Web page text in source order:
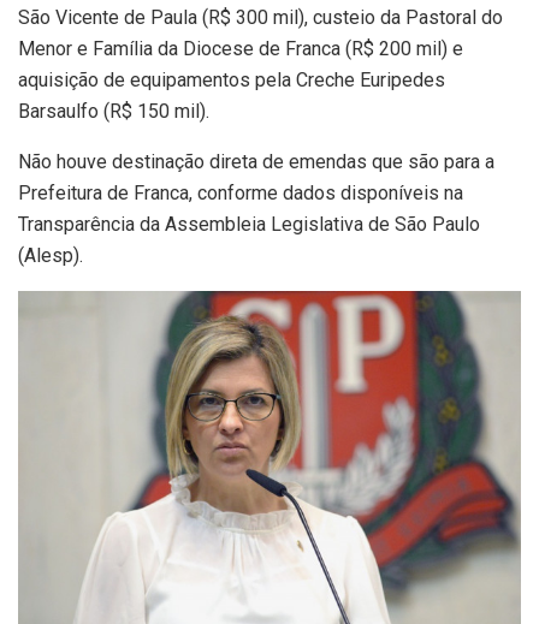
São Vicente de Paula (R$ 300 mil), custeio da Pastoral do
Menor e Família da Diocese de Franca (R$ 200 mil) e
aquisição de equipamentos pela Creche Euripedes
Barsaulfo (R$ 150 mil).
Não houve destinação direta de emendas que são para a
Prefeitura de Franca, conforme dados disponíveis na
Transparência da Assembleia Legislativa de São Paulo
(Alesp).